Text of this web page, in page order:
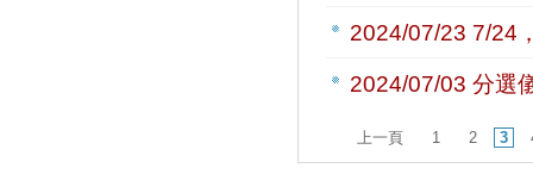
2024/07/23 7/24
2024/07/03 分選
上一頁 1 2 3